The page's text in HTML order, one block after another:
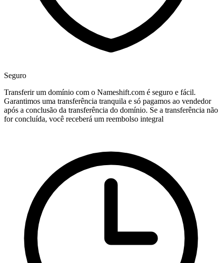
Seguro
Transferir um domínio com o Nameshift.com é seguro e fácil.
Garantimos uma transferência tranquila e só pagamos ao vendedor
após a conclusão da transferência do domínio. Se a transferência não
for concluída, você receberá um reembolso integral